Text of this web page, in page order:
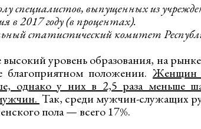
специалистов, выпущенных из
в 2017 году (в процентах).
статистический комитет
высокий уровень образования, на
благоприятном положении. Женщин
однако у них в 2,5 раза меньше
Так, среди мужчин-служащих
пола — всего 17%.